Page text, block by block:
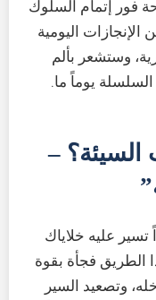
فور إتمام السلوك
اليومية
وستشعر بألم
يوماً ما.
–
تسير عليه خلاياك
الطريق فجأة بقوة
وتصعيد السير